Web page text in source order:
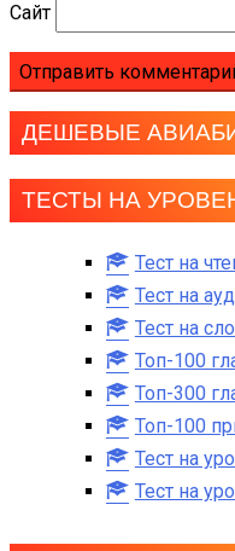
Сайт
ДЕШЕВЫЕ
ТЕСТЫ НА
Тест на
Тест на
Тест на
Топ-100
Топ-300
Топ-100
Тест на
Тест на